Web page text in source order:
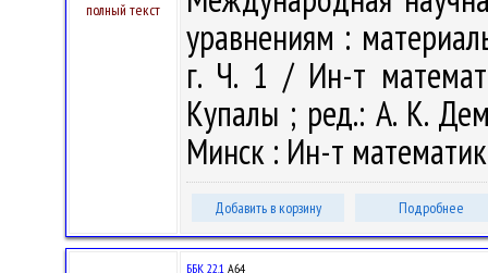
полный текст
уравнениям :
г. Ч. 1 / Ин-т
Купалы ; ред.: А. К.
Минск : Ин-т
Добавить в корзину Подробнее
ББК 22.1 А64